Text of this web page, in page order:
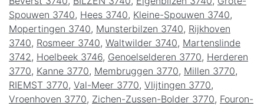
Spouwen 3740, Hees 3740, Kleine-Spouwen 3740,
Mopertingen 3740, Munsterbilzen 3740, Rijkhoven
3740, Rosmeer 3740, Waltwilder 3740, Martenslinde
3742 , Hoelbeek 3746, Genoelselderen 3770, Herderen
3770, Kanne 3770, Membruggen 3770, Millen 3770,
RIEMST 3770, Val-Meer 3770, Vlijtingen 3770,
Vroenhoven 3770, Zichen-Zussen-Bolder 3770, Fouron-